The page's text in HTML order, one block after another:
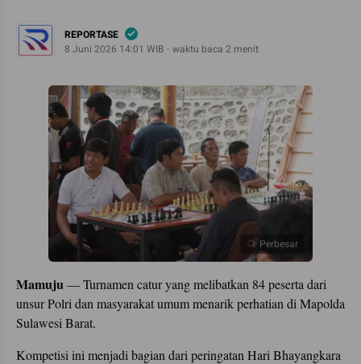
REPORTASE
8 Juni 2026 14:01 WIB
waktu baca 2 menit
Perbesar
Mamuju— Turnamen catur yang melibatkan 84 peserta dari
unsur Polri dan masyarakat umum menarik perhatian di Mapolda
Sulawesi Barat.
Kompetisi ini menjadi bagian dari peringatan Hari Bhayangkara